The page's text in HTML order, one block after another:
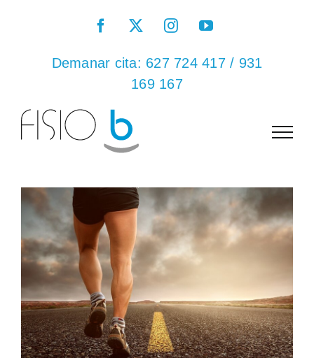
Facebook InstagramYouTube
Demanar cita: 627 724 417/ 931
169 167